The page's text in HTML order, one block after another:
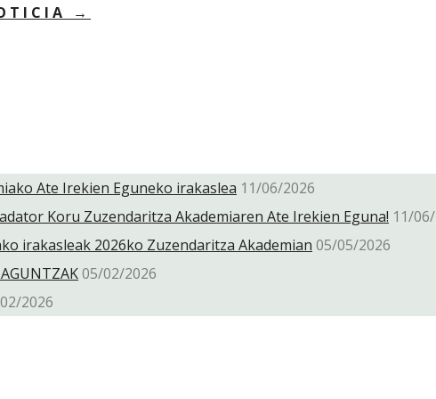
→
Ate Irekien Eguneko irakaslea 11/06/2026
Koru Zuzendaritza Akademiaren Ate Irekien Eguna! 11/
irakasleak 2026ko Zuzendaritza Akademian 05/05/2026
05/02/2026
2026